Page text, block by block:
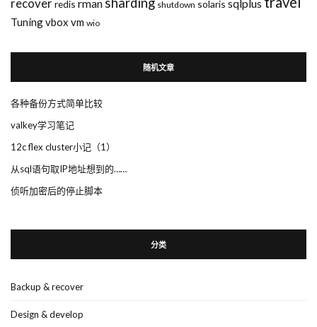
recover redis rman shutdown solaris sqlplus
Tuningvbox vm wio
随机文章
各种备份方式简单比较
valkey学习笔记
12c flex cluster小记（1）
从sql语句取IP地址想到的……
侦听加密后的停止脚本
分类
Backup & recover
Design & develop